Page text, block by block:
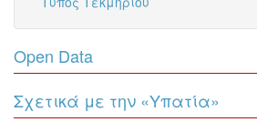
Open Data
Σχετικά με την «Υπατία»